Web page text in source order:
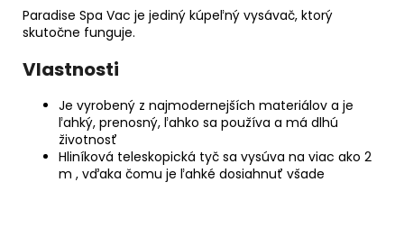
Paradise Spa Vac je jediný kúpeľný vysávač, ktorý
skutočne funguje.
Vlastnosti
Je vyrobený z najmodernejších materiálov a je
ľahký, prenosný, ľahko sa používa a má dlhú
životnosť
Hliníková teleskopická tyč sa vysúva na viac ako 2
m , vďaka čomu je ľahké dosiahnuť všade